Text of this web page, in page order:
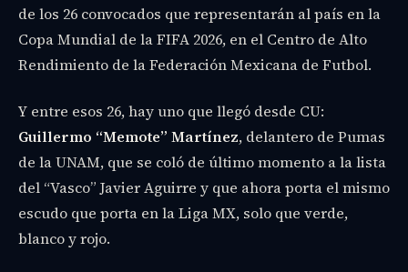
de los 26 convocados que representarán al país en la
Copa Mundial de la FIFA 2026, en el Centro de Alto
Rendimiento de la Federación Mexicana de Futbol.
Y entre esos 26, hay uno que llegó desde CU:
Guillermo “Memote” Martínez, delantero de Pumas
de la UNAM, que se coló de último momento a la lista
del “Vasco” Javier Aguirre y que ahora porta el mismo
escudo que porta en la Liga MX, solo que verde,
blanco y rojo.